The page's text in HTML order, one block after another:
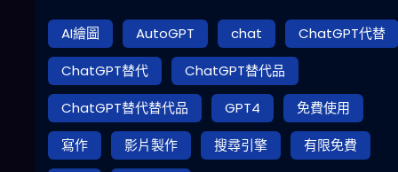
AI繪圖 AutoGPT chat
ChatGPT代替
ChatGPT替代
ChatGPT替代品
ChatGPT替代替代品
GPT4
免費使用
寫作
影片製作 搜尋引擎
有限免費